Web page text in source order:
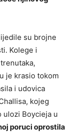
su brojne
Kolege i
je krasio tokom
i udovica
kojeg
ulozi Boycieja u
poruci oprostila